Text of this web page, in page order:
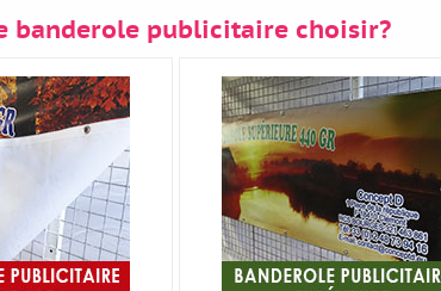
banderole publicitaire choisir?